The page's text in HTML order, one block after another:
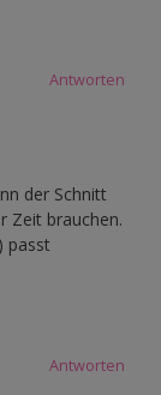
Antworten
der Schnitt
Zeit brauchen.
passt
Antworten